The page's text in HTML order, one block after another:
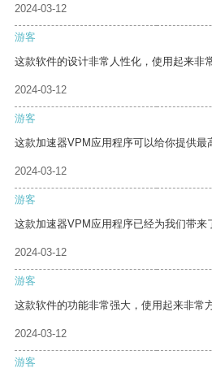
2024-03-12
游客
这款软件的设计非常人性化，使用起来非
2024-03-12
游客
这款加速器VPM应用程序可以给你提供最
2024-03-12
游客
这款加速器VPM应用程序已经为我们带来
2024-03-12
游客
这款软件的功能非常强大，使用起来非常方
2024-03-12
游客